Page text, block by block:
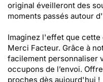
original éveilleront des
moments passés autour
Imaginez l'effet que cette
Merci Facteur. Grâce à
facilement personnaliser
occupons de l’envoi.
proches dès aujourd'hui !